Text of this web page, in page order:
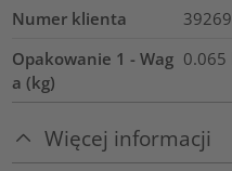
Numer klienta
Opakowanie 1 - Wag
a (kg)
0.065
Więcej informacji